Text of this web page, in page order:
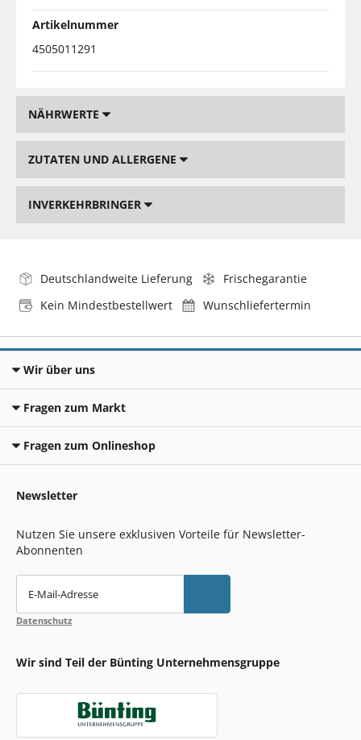
Artikelnummer
4505011291
NÄHRWERTE
ZUTATEN UND ALLERGENE
INVERKEHRBRINGER
Deutschlandweite Lieferung
Frischegarantie
Kein Mindestbestellwert
Wunschliefertermin
Wir über uns
Fragen zum Markt
Fragen zum Onlineshop
Newsletter
Nutzen Sie unsere exklusiven Vorteile für Newsletter-
Abonnenten
E-Mail-Adresse
Datenschutz
Wir sind Teil der Bünting Unternehmensgruppe